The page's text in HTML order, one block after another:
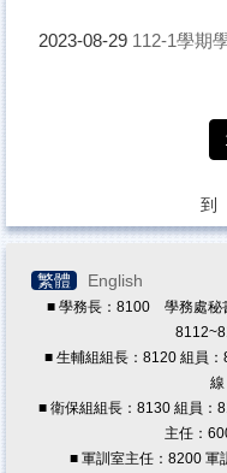
2023-08-29 112-1學期
到
繁體 English
■ 學務長：8100 學務處秘
■ 生輔組組長：8120 組員
■ 衛保組組長：8130 組員：
主任：
■ 軍訓室主任：8200 軍